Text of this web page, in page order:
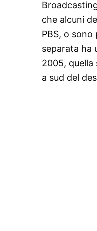
che alcuni
PBS, o
separata ha
2005, quella
a sud del